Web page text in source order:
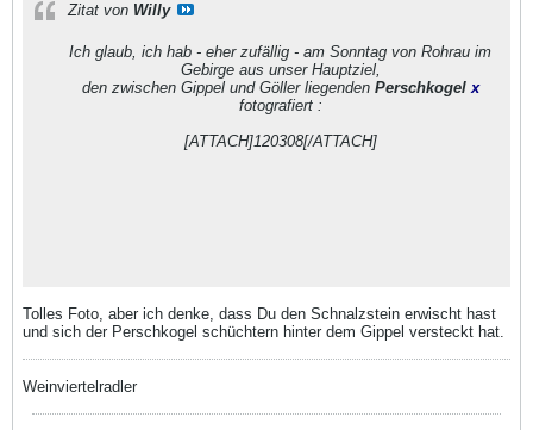
Zitat von Willy
Ich glaub, ich hab - eher zufällig - am Sonntag von Rohrau im
Gebirge aus unser Hauptziel,
den zwischen Gippel und Göller liegenden Perschkogelx
fotografiert :
[ATTACH]120308[/ATTACH]
Tolles Foto, aber ich denke, dass Du den Schnalzstein erwischt hast
und sich der Perschkogel schüchtern hinter dem Gippel versteckt hat.
Weinviertelradler